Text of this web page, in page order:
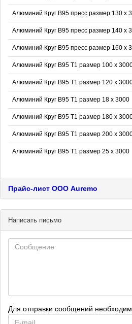
Алюминий Круг В95 пресс размер 130 х
Алюминий Круг В95 пресс размер 140 х
Алюминий Круг В95 пресс размер 160 х
Алюминий Круг В95 Т1 размер 100 х
Алюминий Круг В95 Т1 размер 120 х
Алюминий Круг В95 Т1 размер 18 х 3000
Алюминий Круг В95 Т1 размер 180 х
Алюминий Круг В95 Т1 размер 200 х
Алюминий Круг В95 Т1 размер 25 х 3000
Прайс-лист ООО Auremo
Написать письмо
Для отправки сообщений